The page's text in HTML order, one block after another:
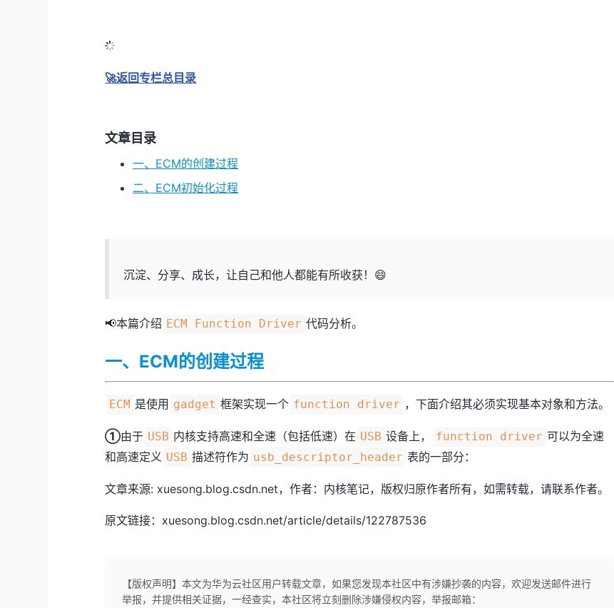
🚀返回专栏总目录
文章目录
一、ECM的创建过程
二、ECM初始化过程
沉淀、分享、成长，让自己和他人都能有所收获！😄
📢本篇介绍 ECM Function Driver 代码分析。
一、ECM的创建过程
ECM 是使用 gadget 框架实现一个 function driver ，下面介绍其必须实现基本对象和方法。
①由于 USB 内核支持高速和全速（包括低速）在 USB 设备上， function driver 可以为全速
和高速定义 USB 描述符作为 usb_descriptor_header 表的一部分：
文章来源: xuesong.blog.csdn.net，作者：内核笔记，版权归原作者所有，如需转载，请联系作者。
原文链接：xuesong.blog.csdn.net/article/details/122787536
【版权声明】本文为华为云社区用户转载文章，如果您发现本社区中有涉嫌抄袭的内容，欢迎发送邮件进行
举报，并提供相关证据，一经查实，本社区将立刻删除涉嫌侵权内容，举报邮箱：